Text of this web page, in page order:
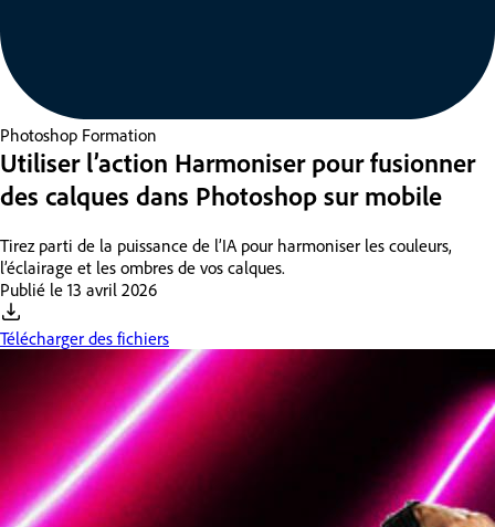
Photoshop Formation
Utiliser l’action Harmoniser pour fusionner
des calques dans Photoshop sur mobile
Tirez parti de la puissance de l’IA pour harmoniser les couleurs,
l’éclairage et les ombres de vos calques.
Publié le 13 avril 2026
Télécharger des fichiers